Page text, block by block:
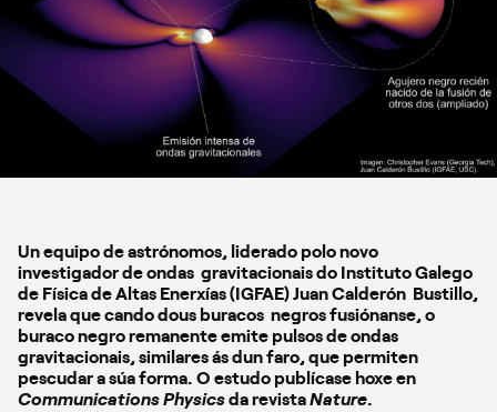
Un equipo de astrónomos, liderado polo novo
investigador de ondas gravitacionais do Instituto Galego
de Física de Altas Enerxías (IGFAE) Juan Calderón Bustillo,
revela que cando dous buracos negros fusiónanse, o
buraco negro remanente emite pulsos de ondas
gravitacionais, similares ás dun faro, que permiten
pescudar a súa forma. O estudo publícase hoxe en
Communications Physicsda revistaNature.